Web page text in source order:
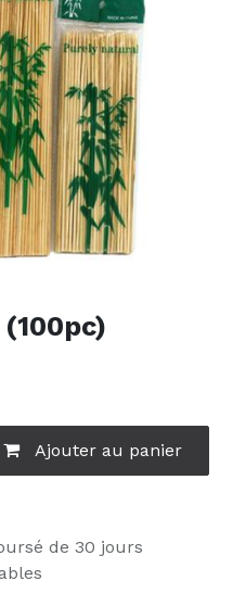
Ajouter au panier
de 30 jours